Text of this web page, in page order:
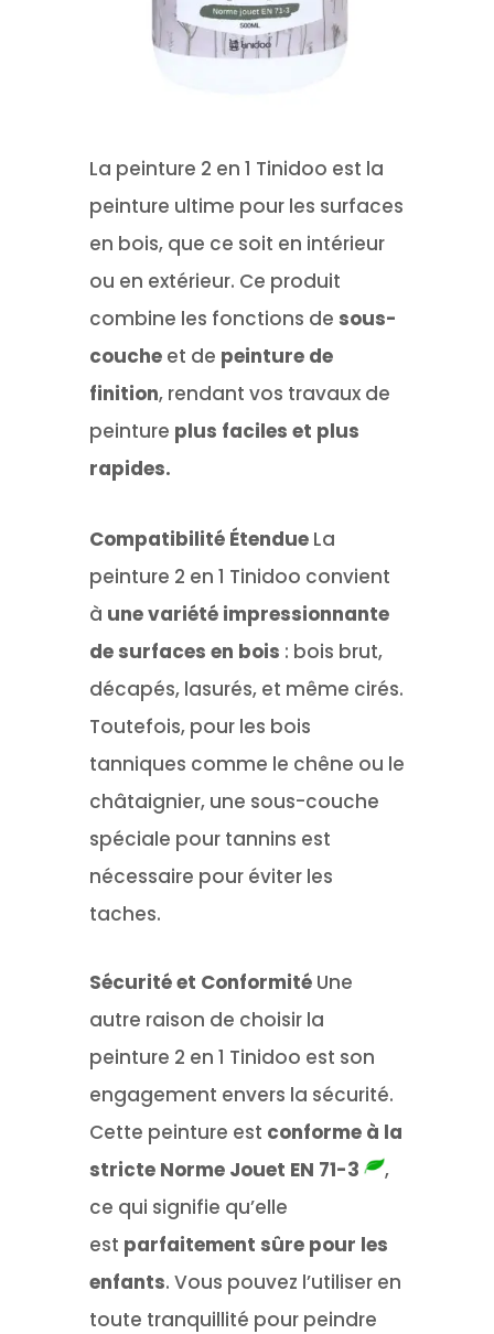
La peinture 2 en 1 Tinidoo est la
peinture ultime pour les surfaces
en bois, que ce soit en intérieur
ou en extérieur. Ce produit
combine les fonctions de sous-
couche et de peinture de
finition, rendant vos travaux de
peinture plus faciles et plus
rapides.
Compatibilité Étendue La
peinture 2 en 1 Tinidoo convient
à une variété impressionnante
de surfaces en bois : bois brut,
décapés, lasurés, et même cirés.
Toutefois, pour les bois
tanniques comme le chêne ou le
châtaignier, une sous-couche
spéciale pour tannins est
nécessaire pour éviter les
taches.
Sécurité et ConformitéUne
autre raison de choisir la
peinture 2 en 1 Tinidoo est son
engagement envers la sécurité.
Cette peinture est conforme à la
stricte Norme Jouet EN 71-3
,
ce qui signifie qu’elle
est parfaitement sûre pour les
enfants. Vous pouvez l’utiliser en
toute tranquillité pour peindre